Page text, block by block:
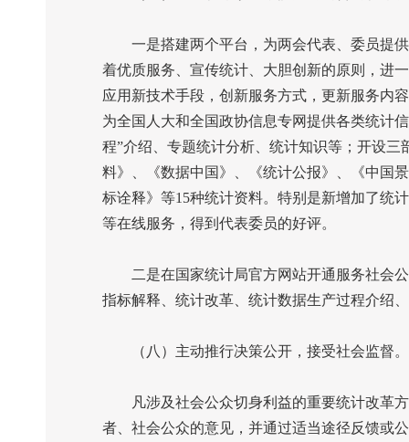
一是搭建两个平台，为两会代表、委员提供
着优质服务、宣传统计、大胆创新的原则，进
应用新技术手段，创新服务方式，更新服务内
为全国人大和全国政协信息专网提供各类统计
程”介绍、专题统计分析、统计知识等；开设
料》、《数据中国》、《统计公报》、《中国
标诠释》等15种统计资料。特别是新增加了统
等在线服务，得到代表委员的好评。
二是在国家统计局官方网站开通服务社会公
指标解释、统计改革、统计数据生产过程介绍
（八）主动推行决策公开，接受社会监督。
凡涉及社会公众切身利益的重要统计改革方
者、社会公众的意见，并通过适当途径反馈或